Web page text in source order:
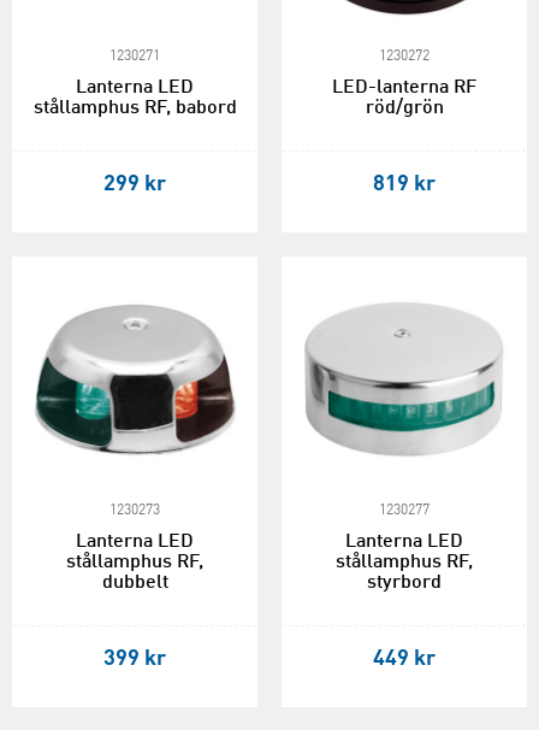
1230271
Lanterna LED
stållamphus RF, babord
299 kr
1230272
LED-lanterna RF
röd/grön
819 kr
1230273
Lanterna LED
stållamphus RF,
dubbelt
399 kr
1230277
Lanterna LED
stållamphus RF,
styrbord
449 kr